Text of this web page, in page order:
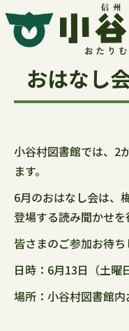
おはなし
小谷村図書館では、2
ます。
6月のおはなし会は、
登場する読み聞かせを
皆さまのご参加お待ち
日時：6月13日（土曜
場所：小谷村図書館